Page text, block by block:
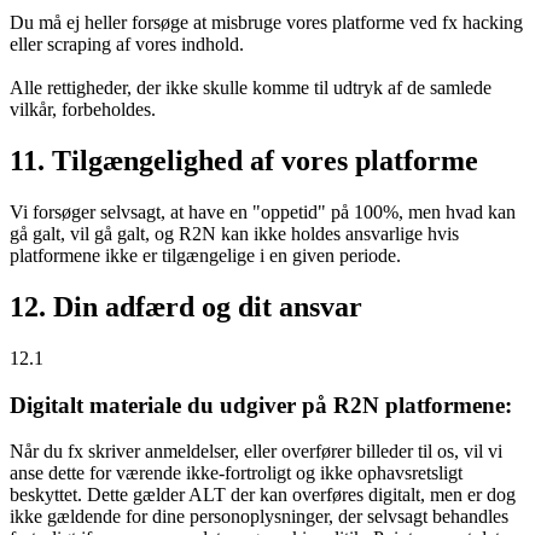
Du må ej heller forsøge at misbruge vores platforme ved fx hacking
eller scraping af vores indhold.
Alle rettigheder, der ikke skulle komme til udtryk af de samlede
vilkår, forbeholdes.
11. Tilgængelighed af vores platforme
Vi forsøger selvsagt, at have en "oppetid" på 100%, men hvad kan
gå galt, vil gå galt, og R2N kan ikke holdes ansvarlige hvis
platformene ikke er tilgængelige i en given periode.
12. Din adfærd og dit ansvar
12.1
Digitalt materiale du udgiver på R2N platformene:
Når du fx skriver anmeldelser, eller overfører billeder til os, vil vi
anse dette for værende ikke-fortroligt og ikke ophavsretsligt
beskyttet. Dette gælder ALT der kan overføres digitalt, men er dog
ikke gældende for dine personoplysninger, der selvsagt behandles